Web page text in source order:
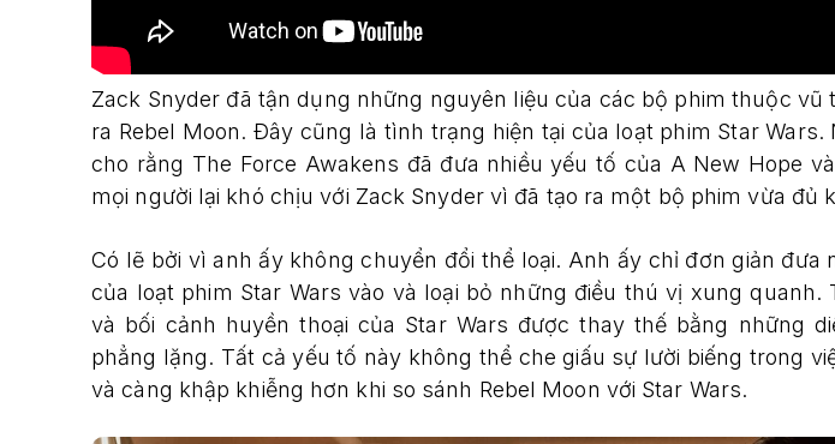
Zack Snyder đã tận dụng những nguyên liệu của các bộ phim thuộc vũ
ra Rebel Moon. Đây cũng là tình trạng hiện tại của loạt phim Star Wars.
cho rằng The Force Awakens đã đưa nhiều yếu tố của A New Hope
mọi người lại khó chịu với Zack Snyder vì đã tạo ra một bộ phim vừa đủ
Có lẽ bởi vì anh ấy không chuyển đổi thể loại. Anh ấy chỉ đơn giản đưa
của loạt phim Star Wars vào và loại bỏ những điều thú vị xung quanh.
và bối cảnh huyền thoại của Star Wars được thay thế bằng những
phẳng lặng. Tất cả yếu tố này không thể che giấu sự lười biếng trong
và càng khập khiễng hơn khi so sánh Rebel Moon với Star Wars.